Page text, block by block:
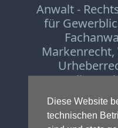
Diese Website
technischen
Anwalt -
für
Markenrecht,
Designrecht
Presserecht,